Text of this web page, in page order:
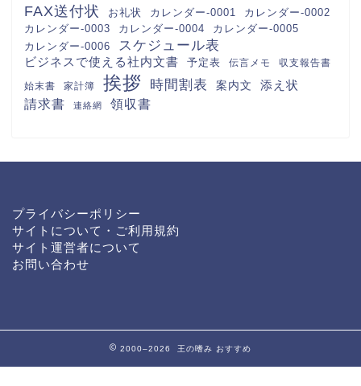
FAX送付状 お礼状 カレンダー-0001
カレンダー-0002
カレンダー-0003
カレンダー-0004
カレンダー-0005
カレンダー-0006
スケジュール表
ビジネスで使える社内文書 予定表 伝言メモ 収支報告書
始末書 家計簿 挨拶 時間割表 案内文 添え状
請求書 連絡網 領収書
プライバシーポリシー
サイトについて・ご利用規約
サイト運営者について
お問い合わせ
2000–2026 王の嗜み おすすめ